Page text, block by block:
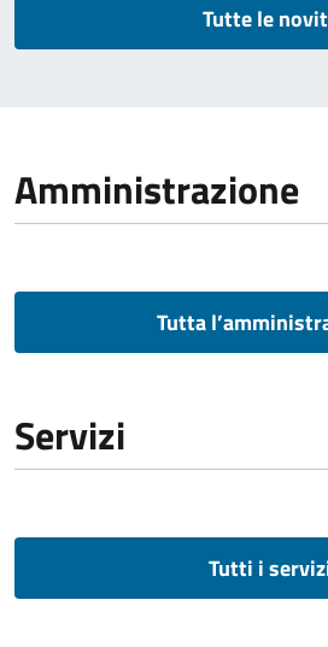
Tutte le
Amministrazione
Tutta
Servizi
Tutti i